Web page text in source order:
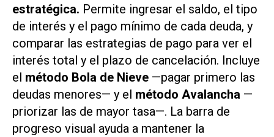
estratégica. Permite ingresar el saldo, el tipo
de interés y el pago mínimo de cada deuda, y
comparar las estrategias de pago para ver el
interés total y el plazo de cancelación. Incluye
el método Bola de Nieve —pagar primero las
deudas menores— y el método Avalancha —
priorizar las de mayor tasa—. La barra de
progreso visual ayuda a mantener la